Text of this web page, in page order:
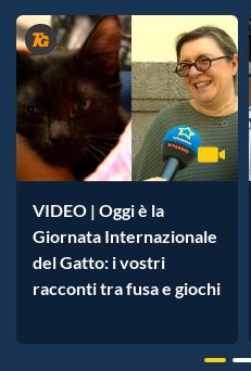
VIDEO | Oggi è la
Giornata Internazionale
del Gatto: i vostri
racconti tra fusa e giochi